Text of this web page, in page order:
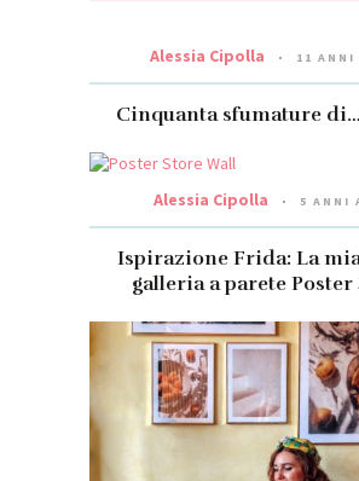
Alessia Cipolla 11 ANNI
Cinquanta sfumature
Alessia Cipolla 5 ANNI
Ispirazione Frida: La
galleria a parete Poster